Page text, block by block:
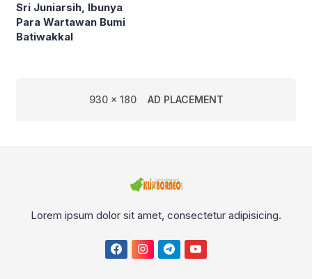
Sri Juniarsih, Ibunya
Para Wartawan Bumi
Batiwakkal
930 x 180 AD PLACEMENT
Lorem ipsum dolor sit amet, consectetur adipisicing.